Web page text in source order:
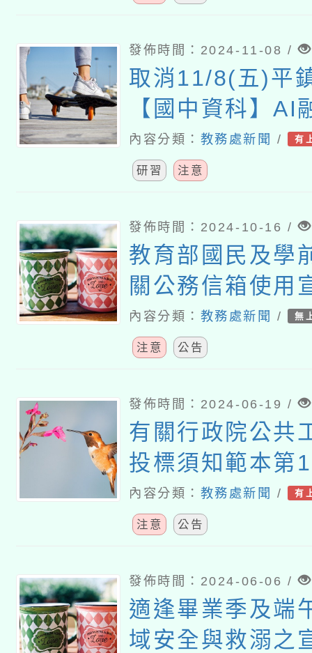
發佈時間：2024-11-08 /
取消11/8(五)平
【國中資科】AI
以自駕車模擬器
教師)研習
內容分類： 教務處新聞 / 有
研習 注意
發佈時間：2024-10-16 /
教育部國民及學
關公務信箱使用
管理指引
內容分類： 教務處新聞 / 無
注意 公告
發佈時間：2024-06-19 /
有關行政院公共
投標須知範本第
條款之「無人機
求」附表，數位
請排除資安檢測
覽表」審查原則
內容分類： 教務處新聞 / 有
注意 公告
發佈時間：2024-06-06 /
適逢畢業季及端
域安全與救溺之